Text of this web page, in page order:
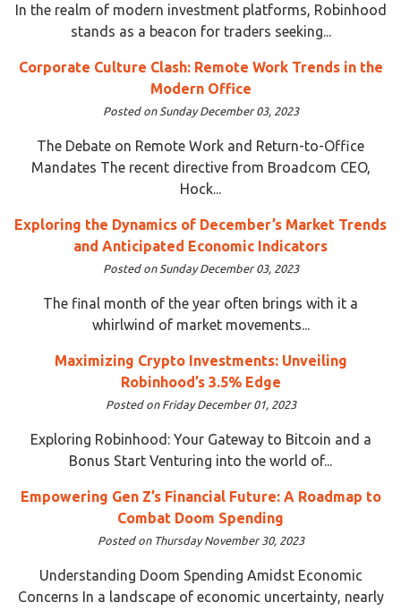
In the realm of modern investment platforms, Robinhood
stands as a beacon for traders seeking...
Corporate Culture Clash: Remote Work Trends in the
Modern Office
Posted on Sunday December 03, 2023
The Debate on Remote Work and Return-to-Office
Mandates The recent directive from Broadcom CEO,
Hock...
Exploring the Dynamics of December’s Market Trends
and Anticipated Economic Indicators
Posted on Sunday December 03, 2023
The final month of the year often brings with it a
whirlwind of market movements...
Maximizing Crypto Investments: Unveiling
Robinhood’s 3.5% Edge
Posted on Friday December 01, 2023
Exploring Robinhood: Your Gateway to Bitcoin and a
Bonus Start Venturing into the world of...
Empowering Gen Z’s Financial Future: A Roadmap to
Combat Doom Spending
Posted on Thursday November 30, 2023
Understanding Doom Spending Amidst Economic
Concerns In a landscape of economic uncertainty, nearly